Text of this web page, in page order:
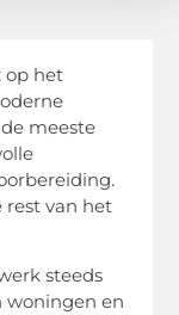
op het
meeste
rest van het
steeds
woningen en